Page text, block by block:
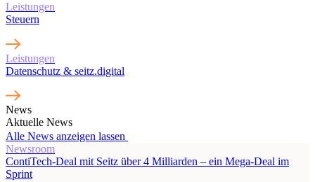
Leistungen
Steuern
Leistungen
Datenschutz & seitz.digital
News
Aktuelle News
Alle News anzeigen lassen
Newsroom
ContiTech-Deal mit Seitz über 4 Milliarden – ein Mega-Deal im
Sprint